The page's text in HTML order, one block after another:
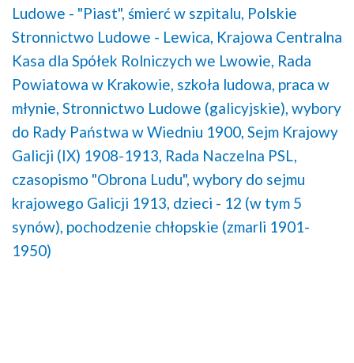
Ludowe - "Piast", śmierć w szpitalu, Polskie
Stronnictwo Ludowe - Lewica, Krajowa Centralna
Kasa dla Spółek Rolniczych we Lwowie, Rada
Powiatowa w Krakowie, szkoła ludowa, praca w
młynie, Stronnictwo Ludowe (galicyjskie), wybory
do Rady Państwa w Wiedniu 1900, Sejm Krajowy
Galicji (IX) 1908-1913, Rada Naczelna PSL,
czasopismo "Obrona Ludu", wybory do sejmu
krajowego Galicji 1913, dzieci - 12 (w tym 5
synów), pochodzenie chłopskie (zmarli 1901-
1950)